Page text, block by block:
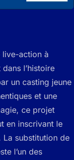
live-action à
l’histoire
un casting jeune
et une
ce projet
en inscrivant le
substitution de
l’un des